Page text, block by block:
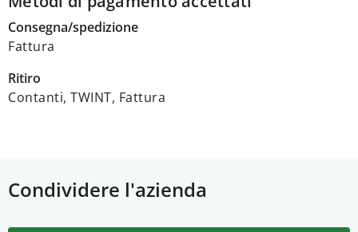
Consegna/spedizione
Fattura
Ritiro
Contanti, TWINT, Fattura
Condividere l'azienda